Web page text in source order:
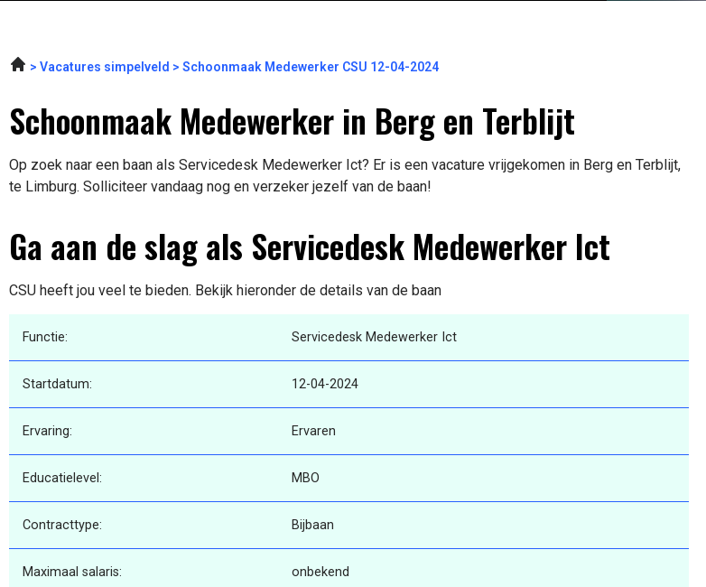
Vacatures simpelveld Schoonmaak Medewerker CSU 12-04-2024
Schoonmaak Medewerker in Berg en Terblijt
Op zoek naar een baan als Servicedesk Medewerker Ict? Er is een vacature vrijgekomen in Berg en Terblijt,
te Limburg. Solliciteer vandaag nog en verzeker jezelf van de baan!
Ga aan de slag als Servicedesk Medewerker Ict
CSU heeft jou veel te bieden. Bekijk hieronder de details van de baan
Functie: Servicedesk Medewerker Ict
Startdatum: 12-04-2024
Ervaring: Ervaren
Educatielevel: MBO
Contracttype: Bijbaan
Maximaal salaris: onbekend